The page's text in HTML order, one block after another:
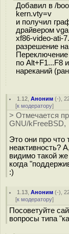
Добавил в /
kern.vty=v
и получил
драйвером
xf86-video-ati-
разрешение
по Alt+F1...F8
нареканий
1.12 ,Аноним (-),
[к модератору]
> Отмечается
GNU/kFreeBSD,
Это они про что
неактивность?
видимо такой
когда
:)
1.13 ,Аноним (-),
[к модератору]
Посоветуйте
вопросы типа